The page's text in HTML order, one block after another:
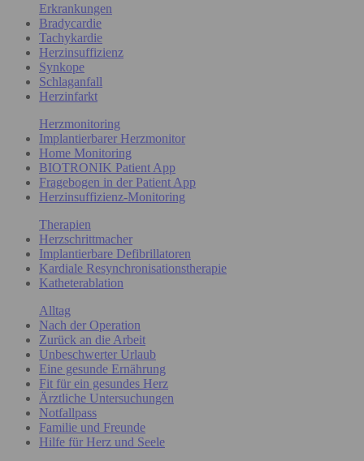
Erkrankungen
Bradycardie
Tachykardie
Herzinsuffizienz
Synkope
Schlaganfall
Herzinfarkt
Herzmonitoring
Implantierbarer Herzmonitor
Home Monitoring
BIOTRONIK Patient App
Fragebogen in der Patient App
Herzinsuffizienz-Monitoring
Therapien
Herzschrittmacher
Implantierbare Defibrillatoren
Kardiale Resynchronisationstherapie
Katheterablation
Alltag
Nach der Operation
Zurück an die Arbeit
Unbeschwerter Urlaub
Eine gesunde Ernährung
Fit für ein gesundes Herz
Ärztliche Untersuchungen
Notfallpass
Familie und Freunde
Hilfe für Herz und Seele